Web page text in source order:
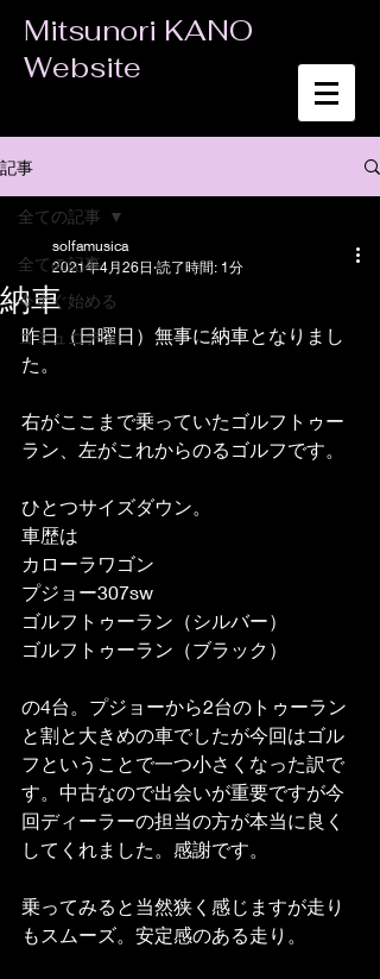
Mitsunori KANO
Website
記事
全ての記事
今すぐ始める
コミュニティ
全ての記事
納車
solfamusica
2021年4月26日 読了時間: 1分
昨日（日曜日）無事に納車となりまし
た。
右がここまで乗っていたゴルフトゥー
ラン、左がこれからのるゴルフです。
ひとつサイズダウン。
車歴は
カローラワゴン
プジョー307sw
ゴルフトゥーラン（シルバー）
ゴルフトゥーラン（ブラック）
の4台。プジョーから2台のトゥーラン
と割と大きめの車でしたが今回はゴル
フということで一つ小さくなった訳で
す。中古なので出会いが重要ですが今
回ディーラーの担当の方が本当に良く
してくれました。感謝です。
乗ってみると当然狭く感じますが走り
もスムーズ。安定感のある走り。